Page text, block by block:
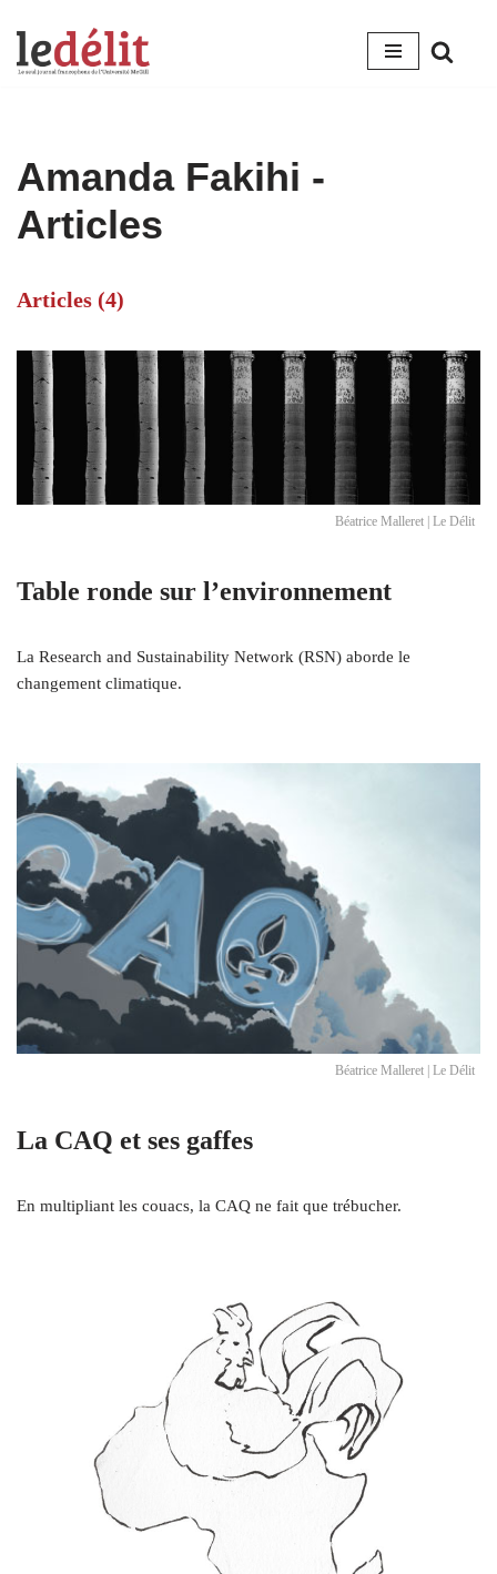
Aller
Amanda Fakihi -
Articles
Articles (4)
Béatrice Malleret | Le Délit
Table ronde sur l’environnement
La Research and Sustainability Network (RSN) aborde le
changement climatique.
Béatrice Malleret | Le Délit
La CAQ et ses gaffes
En multipliant les couacs, la CAQ ne fait que trébucher.